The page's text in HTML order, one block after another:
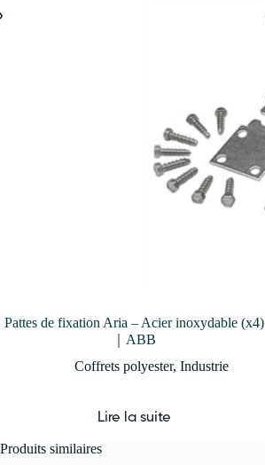
Pattes de fixation Aria – Acier inoxydable (x4)
｜ABB
Coffrets polyester,Industrie
Lire la suite
Produits similaires